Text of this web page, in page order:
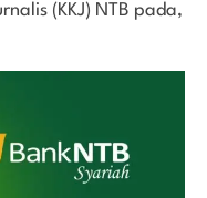
(KKJ) NTB pada,